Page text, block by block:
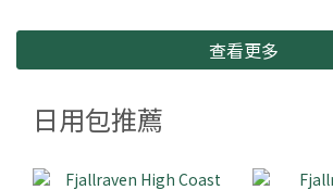
查看更多
日用包推薦